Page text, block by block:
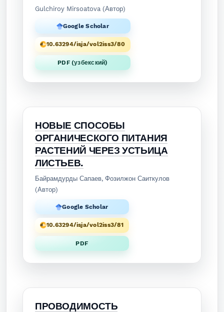
Gulchiroy Mirsoatova (Автор)
Google Scholar
10.63294/isja/vol2iss3/80
PDF (узбекский)
НОВЫЕ СПОСОБЫ
ОРГАНИЧЕСКОГО ПИТАНИЯ
РАСТЕНИЙ ЧЕРЕЗ УСТЬИЦА
ЛИСТЬЕВ.
Байрамдурды Сапаев, Фозилжон Саиткулов
(Автор)
Google Scholar
10.63294/isja/vol2iss3/81
PDF
ПРОВОДИМОСТЬ